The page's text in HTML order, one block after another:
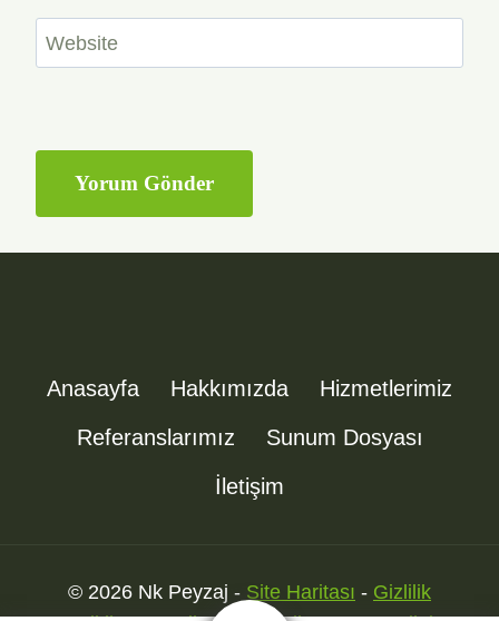
Website
Anasayfa Hakkımızda
Hizmetlerimiz
Referanslarımız
Sunum Dosyası
İletişim
© 2026 Nk Peyzaj - Site Haritası - Gizlilik